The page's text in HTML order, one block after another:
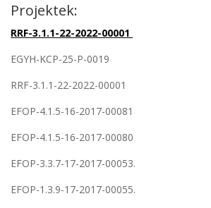
Projektek:
RRF-3.1.1-22-2022-00001
EGYH-KCP-25-P-0019
RRF-3.1.1-22-2022-00001
EFOP-4.1.5-16-2017-00081
EFOP-4.1.5-16-2017-00080
EFOP-3.3.7-17-2017-00053.
EFOP-1.3.9-17-2017-00055.